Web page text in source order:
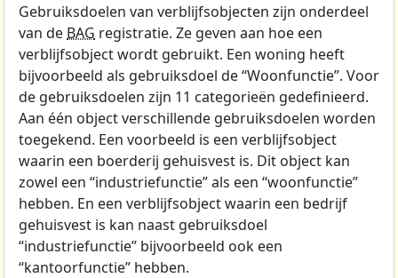
Gebruiksdoelen van verblijfsobjecten zijn onderdeel
van de BAG registratie. Ze geven aan hoe een
verblijfsobject wordt gebruikt. Een woning heeft
bijvoorbeeld als gebruiksdoel de “Woonfunctie”. Voor
de gebruiksdoelen zijn 11 categorieën gedefinieerd.
Aan één object verschillende gebruiksdoelen worden
toegekend. Een voorbeeld is een verblijfsobject
waarin een boerderij gehuisvest is. Dit object kan
zowel een “industriefunctie” als een “woonfunctie”
hebben. En een verblijfsobject waarin een bedrijf
gehuisvest is kan naast gebruiksdoel
“industriefunctie” bijvoorbeeld ook een
“kantoorfunctie” hebben.